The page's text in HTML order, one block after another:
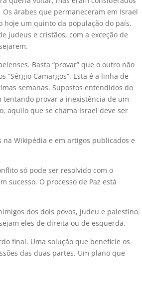
árabes que permaneceram em Israel
hoje um quinto da população do país.
judeus e cristãos, com a exceção de
Basta “provar” que o outro não
Camargos”. Esta é a linha de
semanas. Supostos entendidos do
provar a inexistência de um
aquilo que se chama Israel deve ser
Wikipédia e em artigos publicados e
só pode ser resolvido com o
sucesso. O processo de Paz está
dos dois povos, judeu e palestino.
eles de direita ou de esquerda.
final. Uma solução que beneficie os
das duas partes. Um plano que